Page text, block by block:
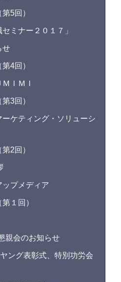
5回）
ミナー２０１７」
せ
4回）
ＩＭＩ
3回）
ケティング・ソリューシ
2回）
プメディア
１回）
親会のお知らせ
ング表彰式、特別功労会